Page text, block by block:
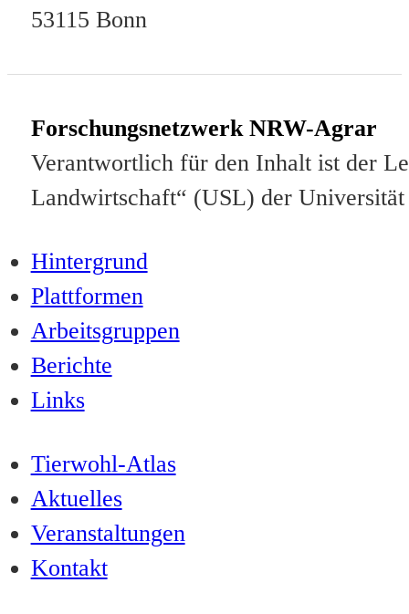
53115 Bonn
Forschungsnetzwerk NRW-Agrar
Verantwortlich für den Inhalt ist der
Landwirtschaft“ (USL) der
Hintergrund
Plattformen
Arbeitsgruppen
Berichte
Links
Tierwohl-Atlas
Aktuelles
Veranstaltungen
Kontakt